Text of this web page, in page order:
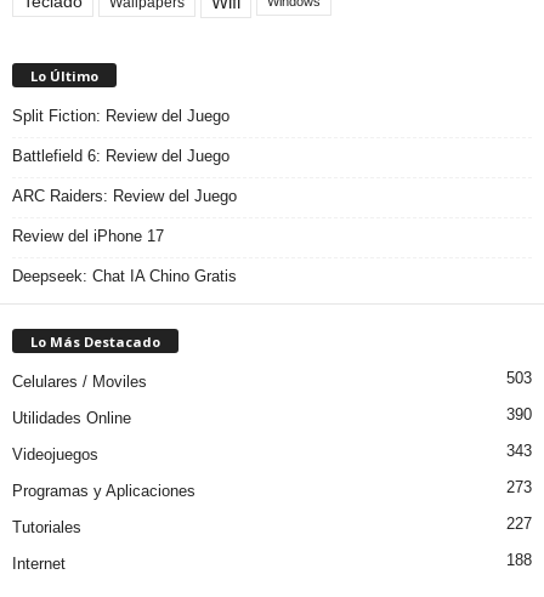
Lo Último
Split Fiction: Review del Juego
Battlefield 6: Review del Juego
ARC Raiders: Review del Juego
Review del iPhone 17
Deepseek: Chat IA Chino Gratis
Lo Más Destacado
Celulares / Moviles 503
Utilidades Online 390
Videojuegos 343
Programas y Aplicaciones 273
Tutoriales 227
Internet 188